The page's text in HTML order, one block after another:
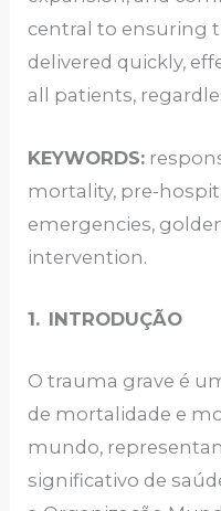
central to ensuring
delivered quickly,
all patients,
KEYWORDS:
mortality, pre-
emergencies,
intervention.
1. INTRODUÇÃO
O trauma grave é
de mortalidade e
mundo,
significativo de